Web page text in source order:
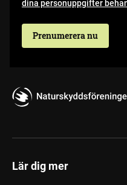
dina personuppgifter
Prenumerera nu
Lär dig mer